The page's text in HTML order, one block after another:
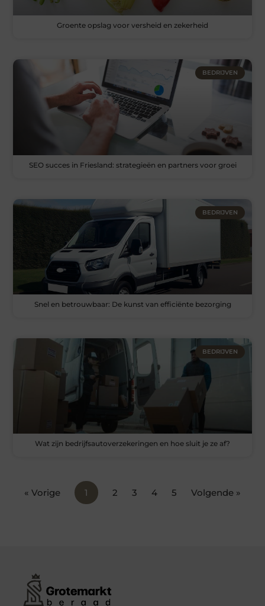
Groente opslag voor versheid en zekerheid
BEDRIJVEN
SEO succes in Friesland: strategieën en partners voor groei
BEDRIJVEN
Snel en betrouwbaar: De kunst van efficiënte bezorging
BEDRIJVEN
Wat zijn bedrijfsautoverzekeringen en hoe sluit je ze af?
« Vorige 1 2 3 4 5 Volgende »